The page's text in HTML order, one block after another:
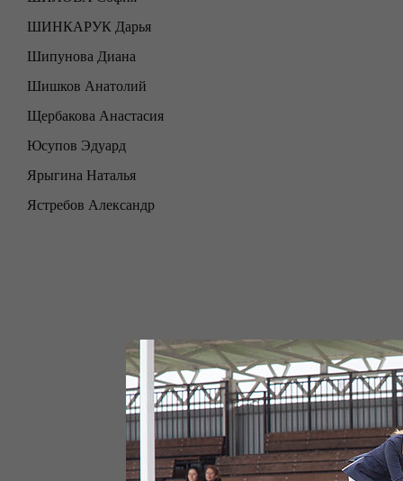
ШИНКАРУК Дарья
Шипунова Диана
Шишков Анатолий
Щербакова Анастасия
Юсупов Эдуард
Ярыгина Наталья
Ястребов Александр